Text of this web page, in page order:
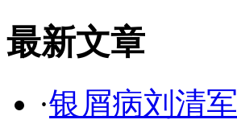
最新文章
·银屑病刘清军